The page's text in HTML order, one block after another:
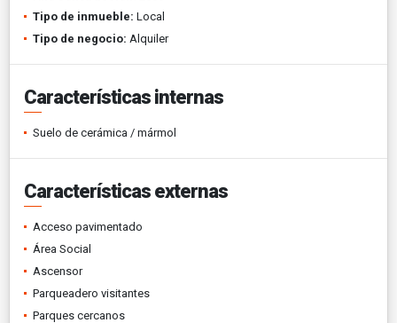
Tipo de inmueble: Local
Tipo de negocio: Alquiler
Características internas
Suelo de cerámica / mármol
Características externas
Acceso pavimentado
Área Social
Ascensor
Parqueadero visitantes
Parques cercanos